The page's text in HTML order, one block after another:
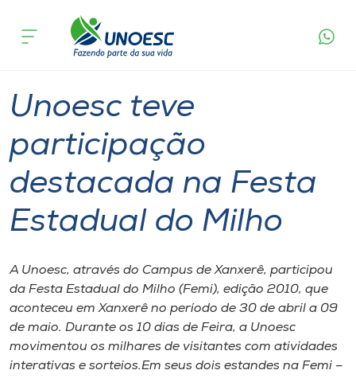
Cursos
Atendimento ao Estudante
Portal de Ensino
A
Internacionalização
acontece
Unoesc teve
participação
destacada na Festa
Estadual do Milho
A Unoesc, através do Campus de Xanxerê, participou
da Festa Estadual do Milho (Femi), edição 2010, que
aconteceu em Xanxerê no período de 30 de abril a 09
de maio. Durante os 10 dias de Feira, a Unoesc
movimentou os milhares de visitantes com atividades
interativas e sorteios.Em seus dois estandes na Femi –